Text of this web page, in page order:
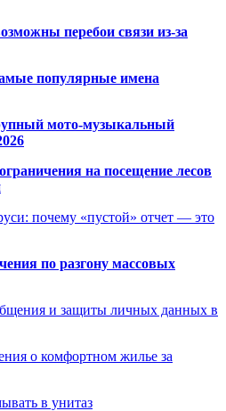
перебои связи из-за
популярные имена
мото-музыкальный
на посещение лесов
почему «пустой» отчет — это
по разгону массовых
и защиты личных данных в
о комфортном жилье за
в унитаз